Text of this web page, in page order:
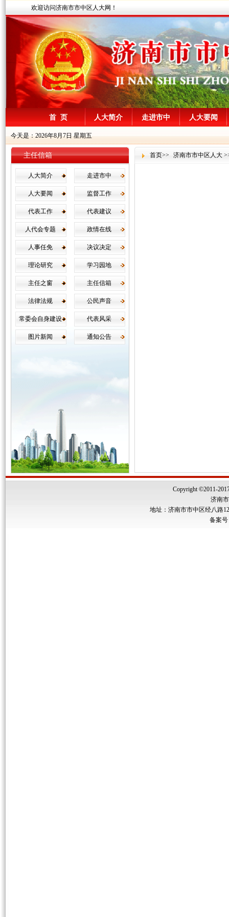
欢迎访问济南市市中区人大网！
首 页 人大简介 走进市中 人大要闻
今天是：2026年8月7日 星期五
主任信箱
人大简介 走进市中
人大要闻 监督工作
代表工作 代表建议
人代会专题 政情在线
人事任免 决议决定
理论研究 学习园地
主任之窗 主任信箱
法律法规 公民声音
常委会自身建设 代表风采
图片新闻 通知公告
首页>> 济南市市中区人大
Copyright ©2011-
济南
地址：济南市市中区经八路
备案号